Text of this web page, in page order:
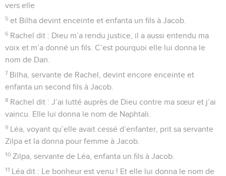
vers elle
5 et Bilha devint enceinte et enfanta un fils à Jacob.
6 Rachel dit : Dieu m’a rendu justice, il a aussi entendu ma
voix et m’a donné un fils. C’est pourquoi elle lui donna le
nom de Dan.
7 Bilha, servante de Rachel, devint encore enceinte et
enfanta un second fils à Jacob.
8 Rachel dit : J’ai lutté auprès de Dieu contre ma sœur et j’ai
vaincu. Elle lui donna le nom de Naphtali.
9 Léa, voyant qu’elle avait cessé d’enfanter, prit sa servante
Zilpa et la donna pour femme à Jacob.
10 Zilpa, servante de Léa, enfanta un fils à Jacob.
11 Léa dit : Le bonheur est venu ! Et elle lui donna le nom de